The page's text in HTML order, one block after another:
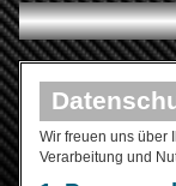
Wir freuen uns über
Verarbeitung und